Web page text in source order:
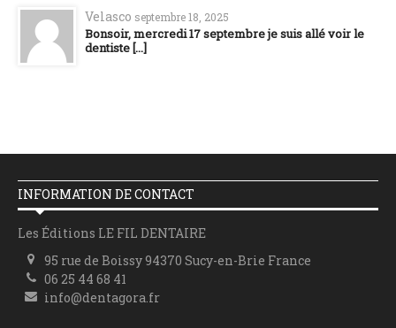
Velasco septembre 18, 2025
Bonsoir, mercredi 17 septembre je suis allé voir le
dentiste [...]
INFORMATION DE CONTACT
Les Éditions LE FIL DENTAIRE
95 rue de Boissy 94370 Sucy-en-Brie France
06 25 44 68 41
info@dentagora.fr